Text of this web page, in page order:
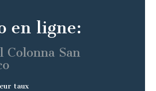
en ligne:
Colonna San
taux